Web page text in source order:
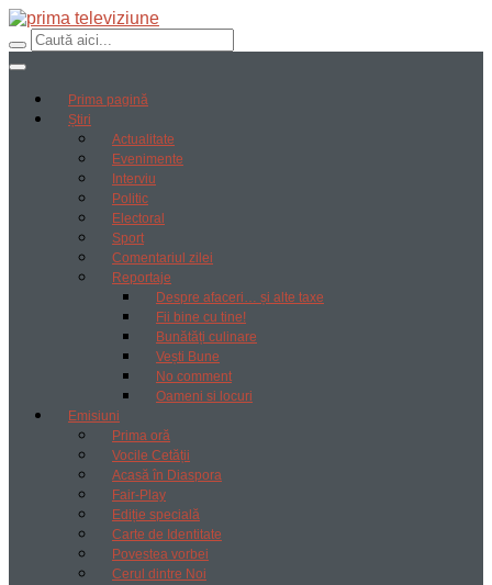
Prima pagină
Știri
Actualitate
Evenimente
Interviu
Politic
Electoral
Sport
Comentariul zilei
Reportaje
Despre afaceri… și alte taxe
Fii bine cu tine!
Bunătăți culinare
Vești Bune
No comment
Oameni si locuri
Emisiuni
Prima oră
Vocile Cetății
Acasă în Diaspora
Fair-Play
Ediție specială
Carte de Identitate
Povestea vorbei
Cerul dintre Noi